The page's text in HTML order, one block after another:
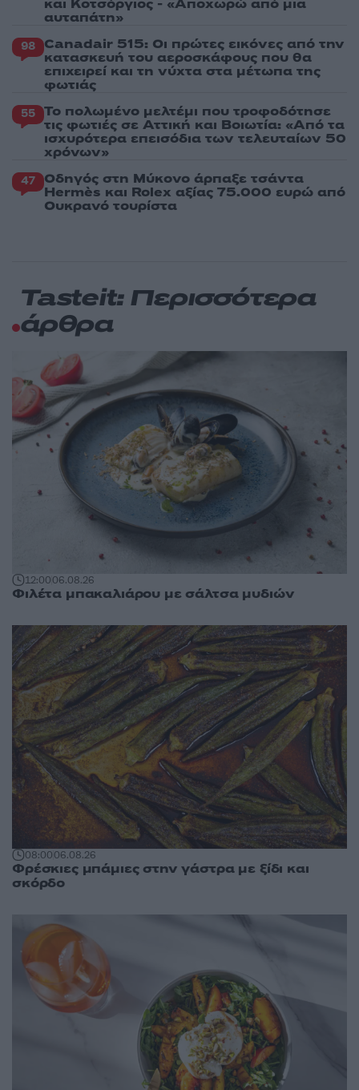
και Κοτσόργιος - «Αποχωρώ από μια
αυταπάτη»
98 Canadair 515: Οι πρώτες εικόνες από την
κατασκευή του αεροσκάφους που θα
επιχειρεί και τη νύχτα στα μέτωπα της
φωτιάς
55 Το πολωμένο μελτέμι που τροφοδότησε
τις φωτιές σε Αττική και Βοιωτία: «Από τα
ισχυρότερα επεισόδια των τελευταίων 50
χρόνων»
47 Οδηγός στη Μύκονο άρπαξε τσάντα
Hermès και Rolex αξίας 75.000 ευρώ από
Ουκρανό τουρίστα
Tasteit: Περισσότερα
άρθρα
12:0006.08.26
Φιλέτα μπακαλιάρου με σάλτσα μυδιών
08:0006.08.26
Φρέσκιες μπάμιες στην γάστρα με ξίδι και
σκόρδο